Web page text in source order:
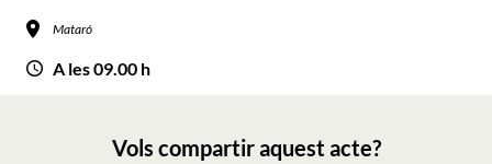
Mataró
A les 09.00 h
Vols compartir aquest acte?